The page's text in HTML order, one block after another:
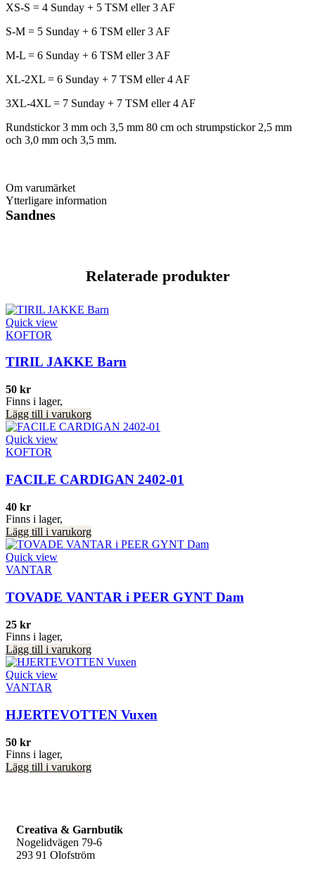
XS-S = 4 Sunday + 5 TSM eller 3 AF
S-M = 5 Sunday + 6 TSM eller 3 AF
M-L = 6 Sunday + 6 TSM eller 3 AF
XL-2XL = 6 Sunday + 7 TSM eller 4 AF
3XL-4XL = 7 Sunday + 7 TSM eller 4 AF
Rundstickor 3 mm och 3,5 mm 80 cm och strumpstickor 2,5 mm
och 3,0 mm och 3,5 mm.
Om varumärket
Ytterligare information
Sandnes
Relaterade produkter
Quick view
KOFTOR
TIRIL JAKKE Barn
50 kr
Finns i lager,
Lägg till i varukorg
Quick view
KOFTOR
FACILE CARDIGAN 2402-01
40 kr
Finns i lager,
Lägg till i varukorg
Quick view
VANTAR
TOVADE VANTAR i PEER GYNT Dam
25 kr
Finns i lager,
Lägg till i varukorg
Quick view
VANTAR
HJERTEVOTTEN Vuxen
50 kr
Finns i lager,
Lägg till i varukorg
Creativa & Garnbutik
Nogelidvägen 79-6
293 91 Olofström